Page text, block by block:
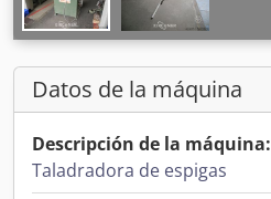
Datos de la máquina
Descripción de la máquina:
Taladradora de espigas